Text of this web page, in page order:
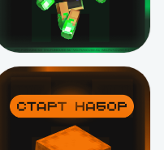
Герой
от 39 ₽